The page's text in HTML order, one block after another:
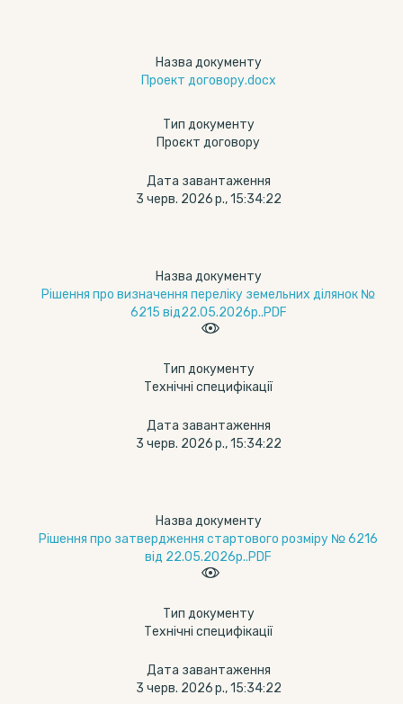
Назва документу
Проект договору.docx
Тип документу
Проєкт договору
Дата завантаження
3 черв. 2026 р., 15:34:22
Назва документу
Рішення про визначення переліку земельних ділянок №
6215 від22.05.2026р..PDF
Тип документу
Технічні специфікації
Дата завантаження
3 черв. 2026 р., 15:34:22
Назва документу
Рішення про затвердження стартового розміру № 6216
від 22.05.2026р..PDF
Тип документу
Технічні специфікації
Дата завантаження
3 черв. 2026 р., 15:34:22